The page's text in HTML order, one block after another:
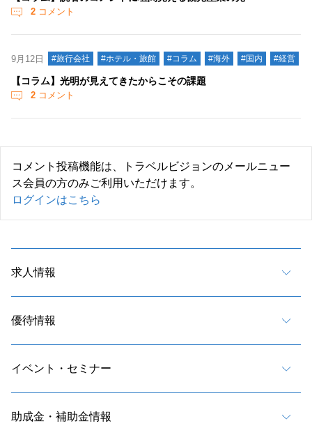
2 コメント
9月12日 #旅行会社 #ホテル・旅館 #コラム #海外 #国内 #経営
【コラム】光明が見えてきたからこその課題
2 コメント
コメント投稿機能は、トラベルビジョンのメールニュー
ス会員の方のみご利用いただけます。
ログインはこちら
求人情報
優待情報
イベント・セミナー
助成金・補助金情報